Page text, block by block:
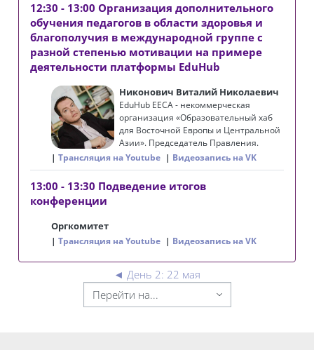
12:30 - 13:00 Организация дополнительного
обучения педагогов в области здоровья и
благополучия в международной группе с
разной степенью мотивации на примере
деятельности платформы EduHub
Никонович Виталий Николаевич
EduHub EECA - некоммерческая
организация «Образовательный хаб
для Восточной Европы и Центральной
Азии». Председатель Правления.
Трансляция на Youtube
Видеозапись на VK
13:00 - 13:30 Подведение итогов
конференции
Оргкомитет
Трансляция на Youtube Видеозапись на VK
◄ День 2: 22 мая